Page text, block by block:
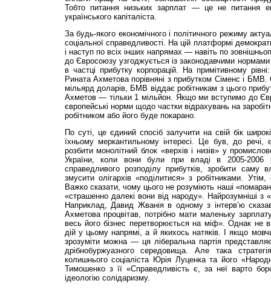
Тобто питання низьких зарплат — це не питання
українського капіталіста.
За будь-якого економічного і політичного режиму
соціальної справедливості. На цій платформі
і наступ по всіх інших напрямах — навіть по
до Євросоюзу узгоджується із законодавчими
в частці прибутку корпорацій. На примітивному
Рината Ахметова порівняні з прибутком Сіменс і
мільярд доларів, БМВ віддає робітникам з цього
Ахметов — тільки 1 мільйон. Якщо ми вступимо до
європейські норми щодо частки відрахувань на
робітником або його буде покарано.
По суті, це єдиний спосіб залучити на свій бік
їхньому меркантильному інтересі. Це був, до речі,
розбити монолітний блок «верхів і низів» у
України, коли вони були при владі в 2005-
справедливого розподілу прибутків, зробити саму
змусити олігархів «поділитися» з робітниками.
Важко сказати, чому цього не розуміють наші
«страшенно далекі вони від народу». Найрозумніші з
Наприклад, Давид Жванія в одному з інтерв’ю
Ахметова процвітав, потрібно мати маленьку
весь його бізнес перетворюється на міф». Однак не
дій у цьому напрямі, а й якихось натяків. І якщо
зрозуміти можна — ця ліберальна партія
дрібнобуржуазного середовища. Але така
колишнього соціаліста Юрія Луценка та його
Тимошенко з її «Справедливість є, за неї варто
ідеологію солідаризму.